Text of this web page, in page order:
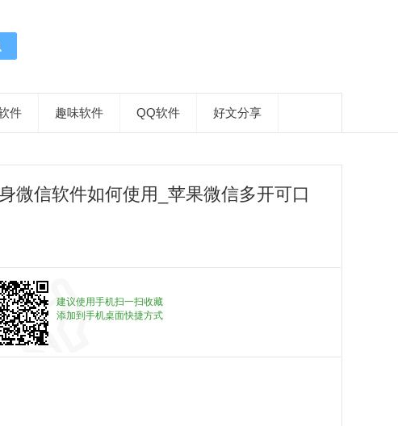
件 趣味软件 QQ软件 好文分享
微信软件如何使用_苹果微信多开可口
建议使用手机扫一扫收藏
添加到手机桌面快捷方式